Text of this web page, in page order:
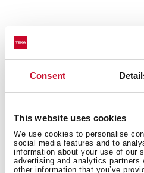
Consent
This website uses cookies
We use cookies to personalise
social media features and to
information about your use of our
advertising and analytics partners
other information that you’ve
DVT Pro 78660 TBS
Campana decorativa
perimetral y función FreshAir
NUEVO